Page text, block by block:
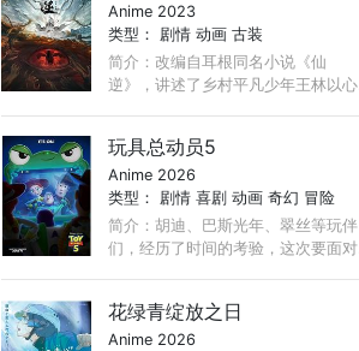
Anime 2023
类型： 剧情 动画 古装
简介：改编自耳根同名小说《仙
逆》，讲述了乡村平凡少年王林以心
身。他坚信道在人为，以平庸的资质
踏入修真仙途， ...
玩具总动员5
Anime 2026
类型： 剧情 喜剧 动画 奇幻 冒险
简介：胡迪、巴斯光年、翠丝等玩伴
们，经历了时间的考验，这次要面对
花绿青绽放之日
Anime 2026